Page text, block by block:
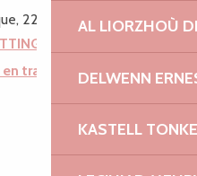
AL LIORZHOÙ
DELWENN
KASTELL
22220 Tréguier
train !